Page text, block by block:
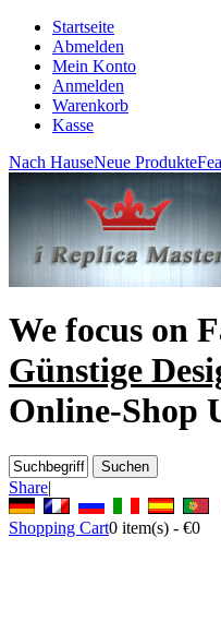
Startseite
Abmelden
Mein Konto
Anmelden
Warenkorb
Kasse
Nach HauseNeue Produkte
We focus on
Günstige
Online-Shop
Share|
Shopping Cart0 item(s) - €0